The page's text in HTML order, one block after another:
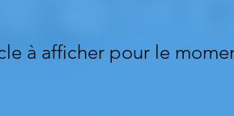
à afficher pour le